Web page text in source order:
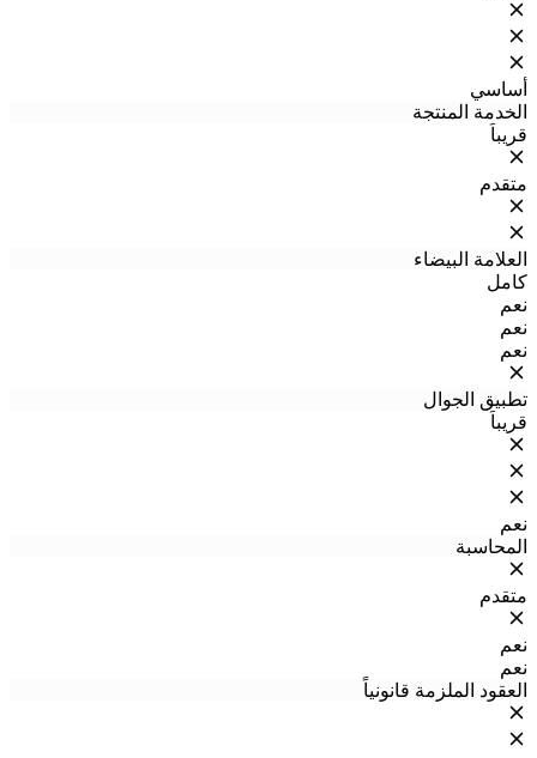
أساسي
الخدمة المنتجة
قريباً
متقدم
العلامة البيضاء
كامل
نعم
نعم
نعم
تطبيق الجوال
قريباً
نعم
المحاسبة
متقدم
نعم
نعم
العقود الملزمة قانونياً